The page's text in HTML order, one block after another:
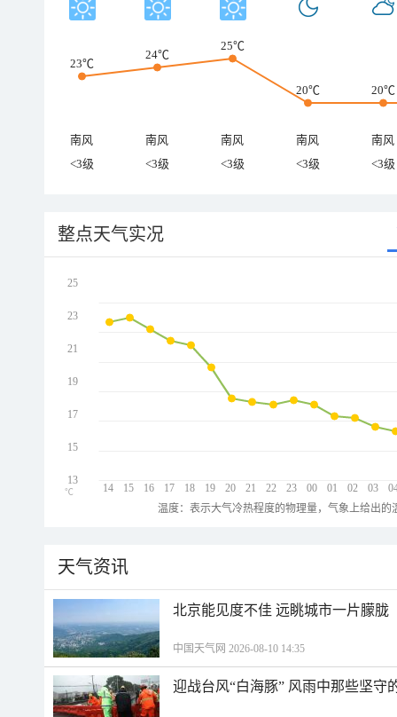
23℃
24℃
25℃
20℃ 20℃
南风 南风 南风 南风
南风
<3级
<3级 <3级 <3级 <3级
整点天气实况
14 15 16 17 18 19 20 21 22 23 00 01 02 03
25
23
21
19
17
15
13
℃
温度：表示大气冷热程度的物理量，气象上给出
天气资讯
北京能见度不佳 远眺城市一片朦胧
中国天气网 2026-08-10 14:35
迎战台风“白海豚” 风雨中那些坚守